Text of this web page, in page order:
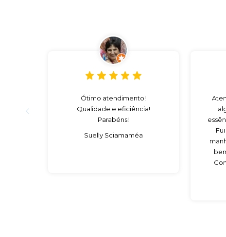
Ótimo atendimento!
Qualidade e eficiência!
Parabéns!
Suelly Sciamaméa